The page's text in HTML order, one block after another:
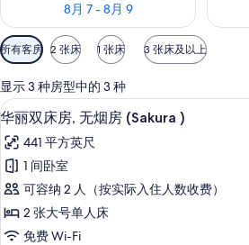
8月 7 - 8月 9
可
用
的
客
房
筛
选
条
所有客房 2 张床 1 张床 3 张床及以上
显示 3 种房型中的 3 种
显
示
华
丽
双
床
华丽双
8
华丽双床房, 无烟房 (Sakura )
441 平方英尺
1 间卧室
可容纳 2 人（按实际入住人数收费）
2 张大号单人床
免费 Wi-Fi